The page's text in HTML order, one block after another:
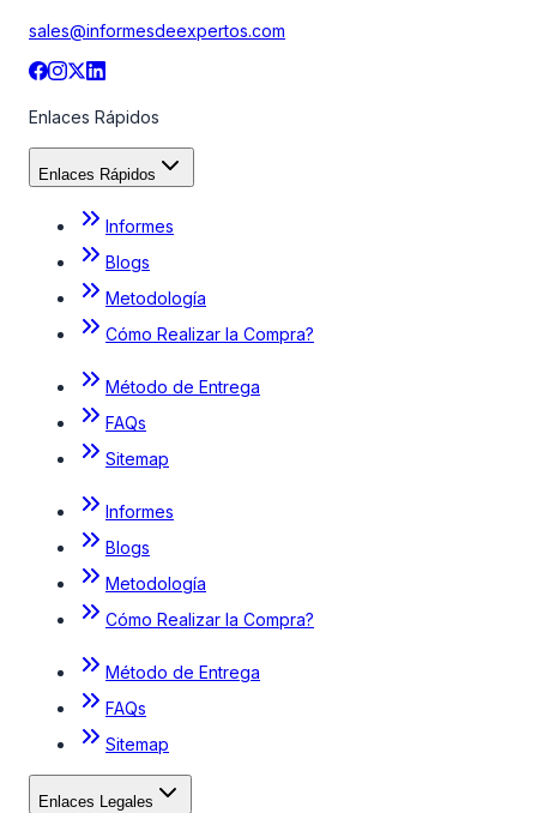
sales@informesdeexpertos.com
Enlaces Rápidos
Enlaces Rápidos
Informes
Blogs
Metodología
Cómo Realizar la Compra?
Método de Entrega
FAQs
Sitemap
Informes
Blogs
Metodología
Cómo Realizar la Compra?
Método de Entrega
FAQs
Sitemap
Enlaces Legales